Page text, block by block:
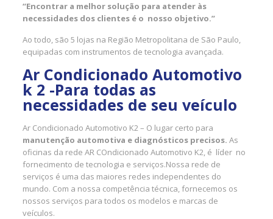
“Encontrar a melhor solução para atender às
necessidades dos clientes é o nosso objetivo.”
Ao todo, são 5 lojas na Região Metropolitana de São Paulo,
equipadas com instrumentos de tecnologia avançada.
Ar Condicionado Automotivo
k 2 -Para todas as
necessidades de seu veículo
Ar Condicionado Automotivo K2 – O lugar certo para
manutenção automotiva e diagnósticos precisos. As
oficinas da rede AR COndicionado Automotivo K2, é líder no
fornecimento de tecnologia e serviços.Nossa rede de
serviços é uma das maiores redes independentes do
mundo. Com a nossa competência técnica, fornecemos os
nossos serviços para todos os modelos e marcas de
veículos.